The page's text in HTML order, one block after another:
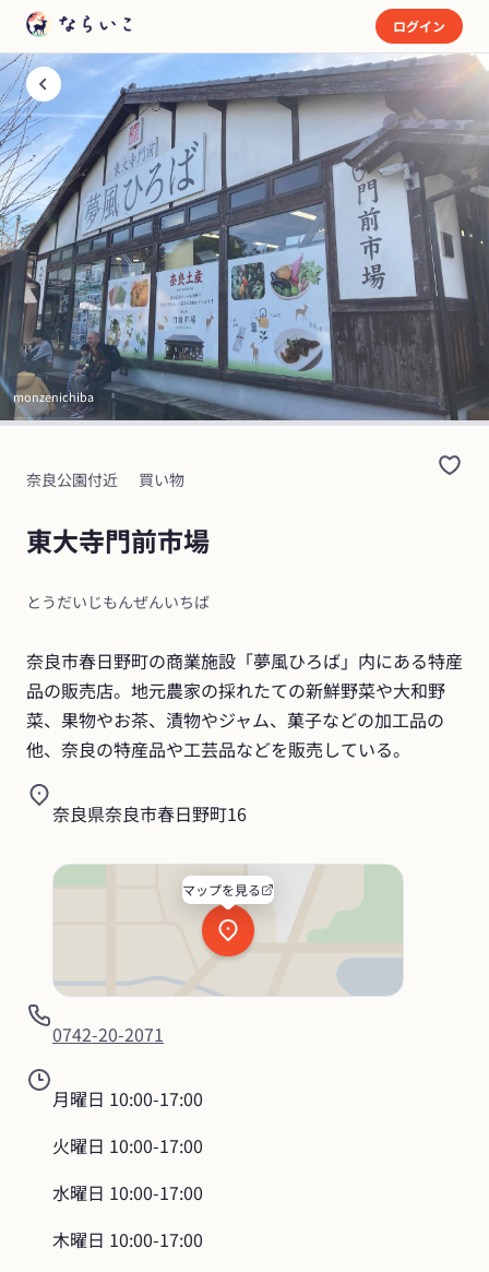
ログイン
monzenichiba
奈良公園付近 買い物
東大寺門前市場
とうだいじもんぜんいちば
奈良市春日野町の商業施設「夢風ひろば」内にある特産
品の販売店。地元農家の採れたての新鮮野菜や大和野
菜、果物やお茶、漬物やジャム、菓子などの加工品の
他、奈良の特産品や工芸品などを販売している。
奈良県奈良市春日野町16
マップを見る
0742-20-2071
月曜日 10:00-17:00
火曜日 10:00-17:00
水曜日 10:00-17:00
木曜日 10:00-17:00